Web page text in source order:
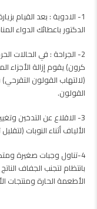
1- الادوية : بعد القيام
الدكتور باعطائك الدواء
2- الجراحة : في الحالات الحرجة يلجأ الدكتور للجراحة
كرون) يقوم إزالة الأجزاء
(لالتهاب القولون
القولون.
3- الاقلاع عن التدخين وتغيير النظام الغذائي واتباع ن
الألياف أثناء النوبات
4-تناول وجبات صغيرة
بانتظام لتجنب الجفاف
الأطعمة الحارة ومنتجات